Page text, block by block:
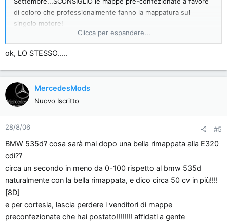
di coloro che professionalmente fanno la mappatura sul
singolo motore!
Presto, insieme all'amico Mick, pubblicherò un post
ESAUSTIVO da tutti i punti di vista circa la mappatura delle
centraline diesel.
Ciao
Clicca per espandere...
ok, LO STESSO.....
MercedesMods
Nuovo Iscritto
28/8/06 #5
BMW 535d? cosa sarà mai dopo una bella rimappata alla E320
cdi??
circa un secondo in meno da 0-100 rispetto al bmw 535d
naturalmente con la bella rimappata, e dico circa 50 cv in più!!!!
[8D]
e per cortesia, lascia perdere i venditori di mappe
preconfezionate che hai postato!!!!!!!! affidati a gente